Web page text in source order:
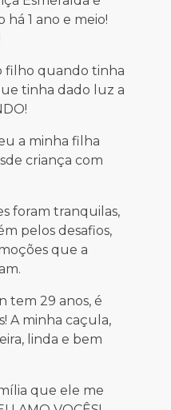
que a
tem 29 anos, é
A minha caçula,
linda e bem
que ele me
AMO VOCÊS!
inteira. O
as nossas
FELIZ DIA DAS